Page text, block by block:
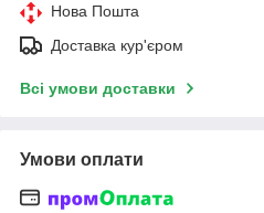
Нова Пошта
Доставка кур'єром
Всі умови доставки
Умови оплати